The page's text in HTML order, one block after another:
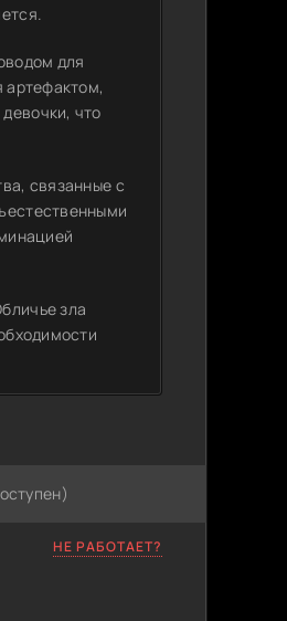
для
артефактом,
что
связанные с
зла
НЕ РАБОТАЕТ?